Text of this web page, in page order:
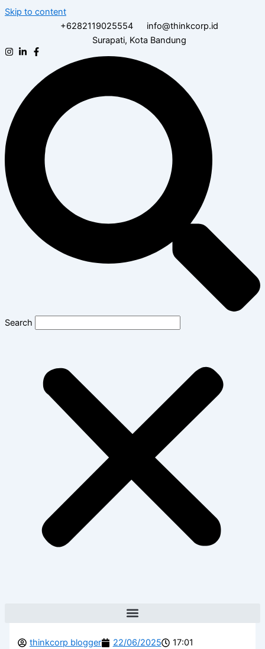
Skip to content
+6282119025554
info@thinkcorp.id
Surapati, Kota Bandung
Search
thinkcorp blogger 22/06/2025
17:01